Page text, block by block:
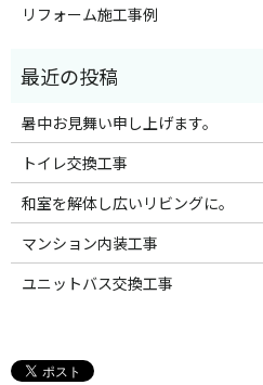
リフォーム施工事例
暑中お見舞い申し上げます。
トイレ交換工事
和室を解体し広いリビングに。
マンション内装工事
ユニットバス交換工事